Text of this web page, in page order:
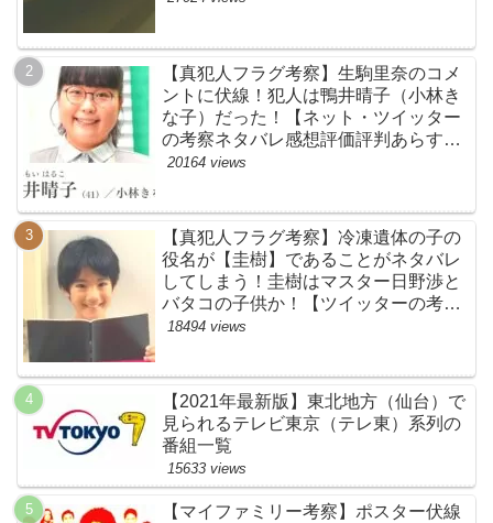
【真犯人フラグ考察】生駒里奈のコメ
ントに伏線！犯人は鴨井晴子（小林き
な子）だった！【ネット・ツイッター
の考察ネタバレ感想評価評判あらすじ
原作犯人キャスト黒幕伏線まとめ・鴨
20164 views
【真犯人フラグ考察】冷凍遺体の子の
役名が【圭樹】であることがネタバレ
してしまう！圭樹はマスター日野渉と
バタコの子供か！【ツイッターの考察
ネタバレ感想評価評判あらすじ原作犯
18494 views
【2021年最新版】東北地方（仙台）で
見られるテレビ東京（テレ東）系列の
番組一覧
15633 views
【マイファミリー考察】ポスター伏線